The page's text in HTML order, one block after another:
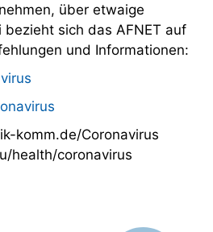
über etwaige
bezieht sich das AFNET auf
und Informationen:
komm.de/Coronavirus
health/coronavirus